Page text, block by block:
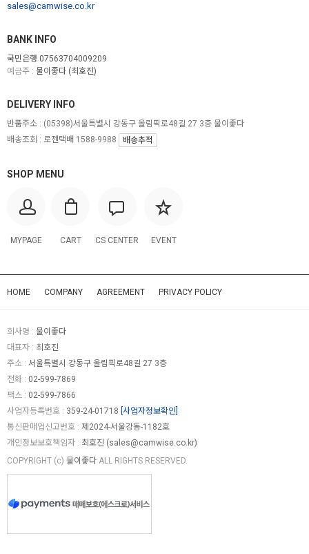
sales@camwise.co.kr
BANK INFO
국민은행 07563704009209
예금주 : 물이좋다 (최호진)
SHOP MENU
MYPAGE CART CS CENTER EVENT
DELIVERY INFO
반품주소 : (05398)서울특별시 강동구 올림픽로48길 27 3층 물이좋다
배송조회 : 로젠택배 1588-9988
배송추적
HOME COMPANY AGREEMENT PRIVACY POLICY
회사명 : 물이좋다
대표자 : 최호진
주소 : 서울특별시 강동구 올림픽로48길 27 3층
전화 : 02-599-7869
팩스 : 02-599-7866
사업자등록번호 : 359-24-01718 [사업자정보확인]
통신판매업신고번호 : 제2024-서울강동-1182호
개인정보보호책임자 : 최호진 (sales@camwise.co.kr)
COPYRIGHT (c) 물이좋다 ALL RIGHTS RESERVED.